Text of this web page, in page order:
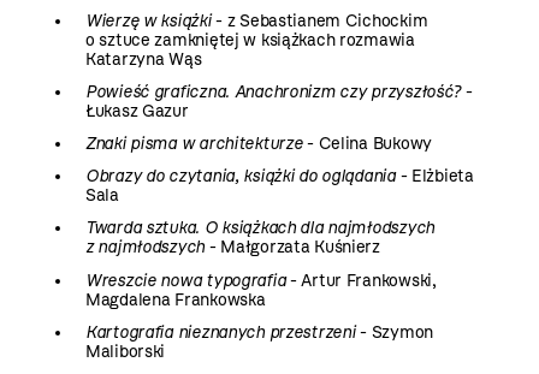
Wierzę w książki- z Sebastianem Cichockim
o sztuce zamkniętej w książkach rozmawia
Katarzyna Wąs
Powieść graficzna. Anachronizm czy przyszłość?-
Łukasz Gazur
Znaki pisma w architekturze- Celina Bukowy
Obrazy do czytania, książki do oglądania- Elżbieta
Sala
Twarda sztuka. O książkach dla najmłodszych
z najmłodszych- Małgorzata Kuśnierz
Wreszcie nowa typografia- Artur Frankowski,
Magdalena Frankowska
Kartografia nieznanych przestrzeni- Szymon
Maliborski